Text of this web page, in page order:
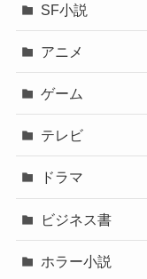
SF小説
アニメ
ゲーム
テレビ
ドラマ
ビジネス書
ホラー小説